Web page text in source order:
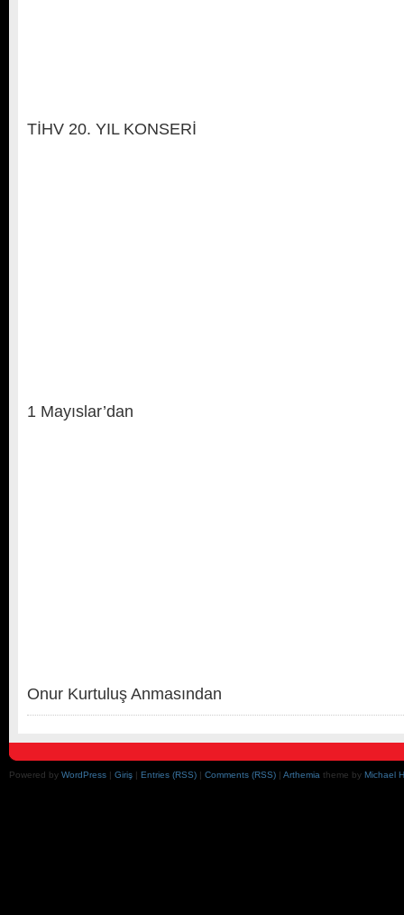
TİHV 20. YIL KONSERİ
1 Mayıslar’dan
Onur Kurtuluş Anmasından
Powered by WordPress | Giriş | Entries (RSS) | Comments (RSS) | Arthemia theme by Michael